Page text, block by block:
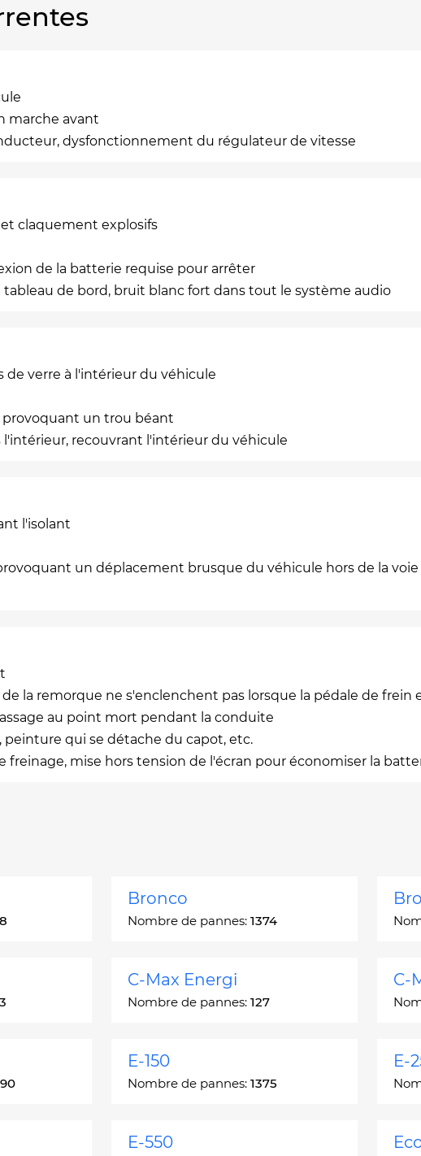
marche avant
dysfonctionnement du régulateur de vitesse
claquement explosifs
de la batterie requise pour arrêter
de bord, bruit blanc fort dans tout le système audio
verre à l'intérieur du véhicule
provoquant un trou béant
recouvrant l'intérieur du véhicule
l'isolant
un déplacement brusque du véhicule hors de la voie
la remorque ne s'enclenchent pas lorsque la pédale de frein
au point mort pendant la conduite
peinture qui se détache du capot, etc.
mise hors tension de l'écran pour économiser la
Bronco
Nombre de pannes: 1374
C-Max Energi
Nombre de pannes: 127
C-
E-150
Nombre de pannes: 1375
E-
E-550